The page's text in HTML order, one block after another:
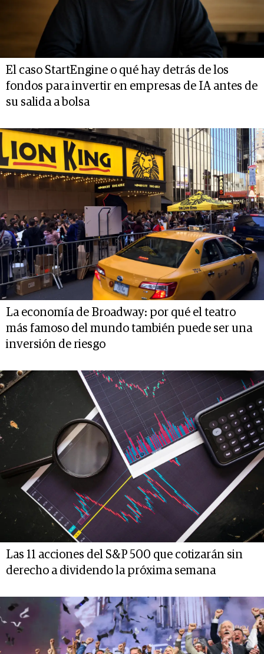
El caso StartEngine o qué hay detrás de los
fondos para invertir en empresas de IA antes de
su salida a bolsa
La economía de Broadway: por qué el teatro
más famoso del mundo también puede ser una
inversión de riesgo
Las 11 acciones del S&P 500 que cotizarán sin
derecho a dividendo la próxima semana